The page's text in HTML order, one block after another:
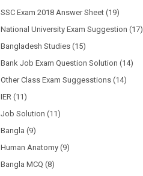
SSC Exam 2018 Answer Sheet (19)
National University Exam Suggestion (17)
Bangladesh Studies (15)
Bank Job Exam Question Solution (14)
Other Class Exam Suggesstions (14)
IER (11)
Job Solution (11)
Bangla (9)
Human Anatomy (9)
Bangla MCQ (8)